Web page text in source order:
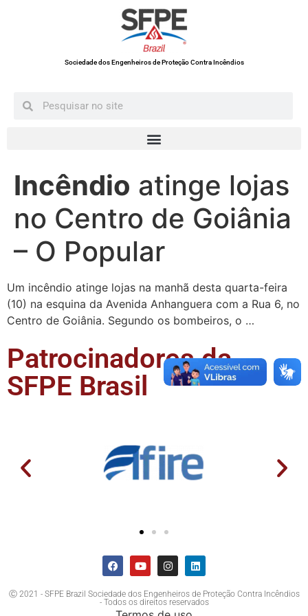
Sociedade dos Engenheiros de Proteção Contra Incêndios
Incêndio atinge lojas
no Centro de Goiânia
– O Popular
Um incêndio atinge lojas na manhã desta quarta-feira
(10) na esquina da Avenida Anhanguera com a Rua 6, no
Centro de Goiânia. Segundo os bombeiros, o …
Patrocinadores da
SFPE Brasil
Ⓒ 2021 - SFPE Brazil Sociedade dos Engenheiros de Proteção Contra Incêndios
- Todos os direitos reservados